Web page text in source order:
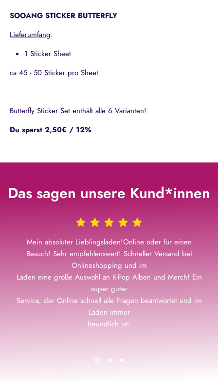
SOOANG STICKER BUTTERFLY
Lieferumfang:
1 Sticker Sheet
ca 45 - 50 Sticker pro Sheet
Butterfly Sticker Set enthält alle 6 Varianten!
Du sparst 2,50€ / 12%
Das sagen unsere Kund*innen
Mein absoluter Lieblingsladen!Online oder für einen
Besuch! Sehr empfehlenswert! Schneller Versand bei
Onlineshopping und im
Laden eine große Auswahl an K-Pop Alben und Merch! Ein
super guter
Service, der Online schnell alle Fragen beantwortet und im
Laden immer
freundlich ist!